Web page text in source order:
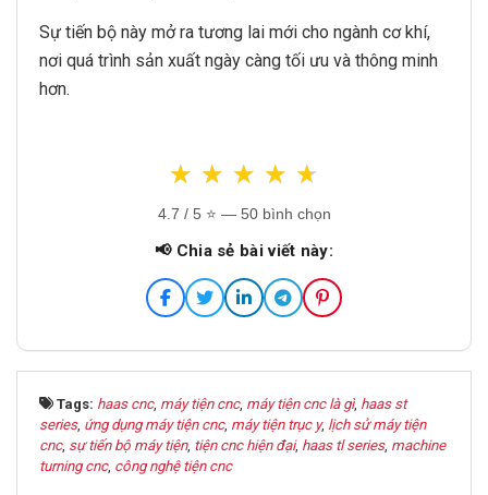
Sự tiến bộ này mở ra tương lai mới cho ngành cơ khí,
nơi quá trình sản xuất ngày càng tối ưu và thông minh
hơn.
★ ★ ★ ★ ★
★ ★ ★ ★ ★
4.7 / 5 ⭐ — 50 bình chọn
📢 Chia sẻ bài viết này:
Tags: haas cnc, máy tiện cnc, máy tiện cnc là gì, haas st
series, ứng dụng máy tiện cnc, máy tiện trục y, lịch sử máy tiện
cnc, sự tiến bộ máy tiện, tiện cnc hiện đại, haas tl series, machine
turning cnc, công nghệ tiện cnc